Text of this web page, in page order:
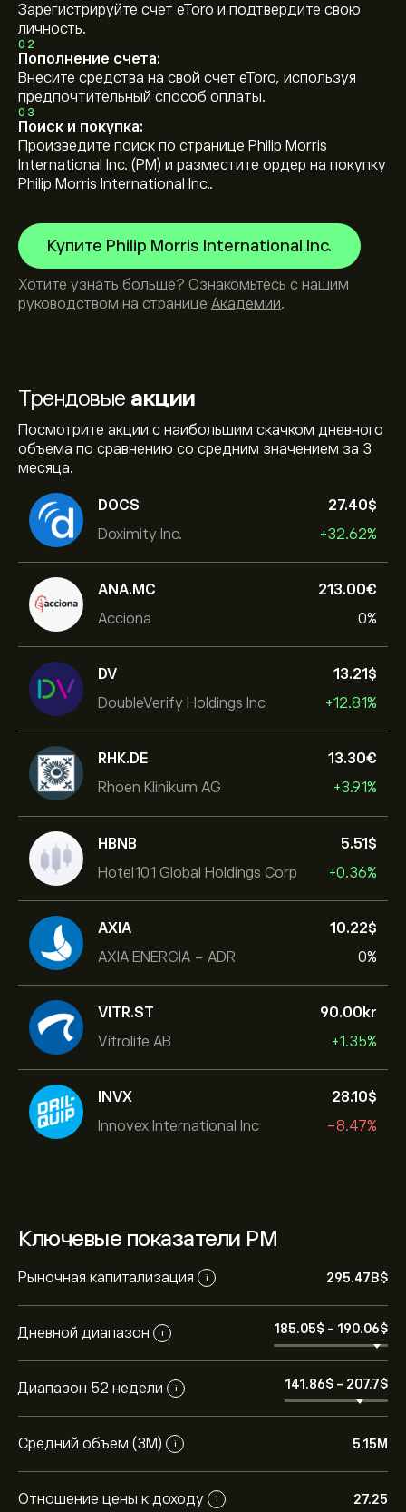
Трендовые акции
Посмотрите акции с наибольшим скачком дневного
объема по сравнению со средним значением за 3
месяца.
DOCS
Doximity Inc.
27.40‎$‎
+32.62%
ANA.MC
Acciona
213.00‎€‎
0%
DV
DoubleVerify Holdings Inc
13.21‎$‎
+12.81%
RHK.DE
Rhoen Klinikum AG
13.30‎€‎
+3.91%
HBNB
Hotel101 Global Holdings Corp
5.51‎$‎
+0.36%
AXIA
AXIA ENERGIA - ADR
10.22‎$‎
0%
VITR.ST
Vitrolife AB
90.00‎kr‎
+1.35%
INVX
Innovex International Inc
28.10‎$‎
-8.47%
Ключевые показатели PM
Рыночная капитализация i 295.47B‎$‎
Дневной диапазон i 185.05‎$‎ - 190.06‎$‎
Диапазон 52 недели i 141.86‎$‎ - 207.7‎$‎
Средний объем (3М) i 5.15M
Отношение цены к доходу i 27.25
Зарегистрируйте счет eToro и подтвердите свою
личность.
02
Пополнение счета:
Внесите средства на свой счет eToro, используя
предпочтительный способ оплаты.
03
Поиск и покупка:
Произведите поиск по странице Philip Morris
International Inc. (PM) и разместите ордер на покупку
Philip Morris International Inc..
Купите Philip Morris International Inc.
Хотите узнать больше? Ознакомьтесь с нашим
руководством на странице Академии.